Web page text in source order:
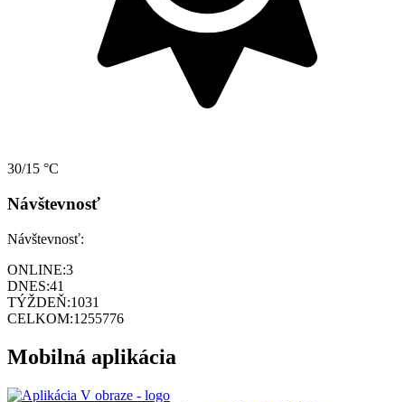
30/15 °C
Návštevnosť
Návštevnosť:
ONLINE:3
DNES:41
TÝŽDEŇ:1031
CELKOM:1255776
Mobilná aplikácia